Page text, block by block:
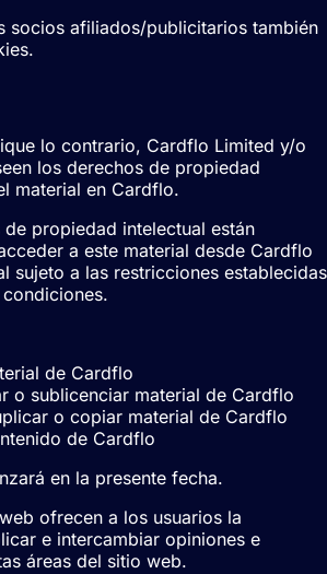
socios afiliados/publicitarios también
lo contrario, Cardflo Limited y/o
los derechos de propiedad
material en Cardflo.
propiedad intelectual están
a este material desde Cardflo
sujeto a las restricciones establecidas
de Cardflo
o sublicenciar material de Cardflo
o copiar material de Cardflo
de Cardflo
en la presente fecha.
ofrecen a los usuarios la
e intercambiar opiniones e
áreas del sitio web.